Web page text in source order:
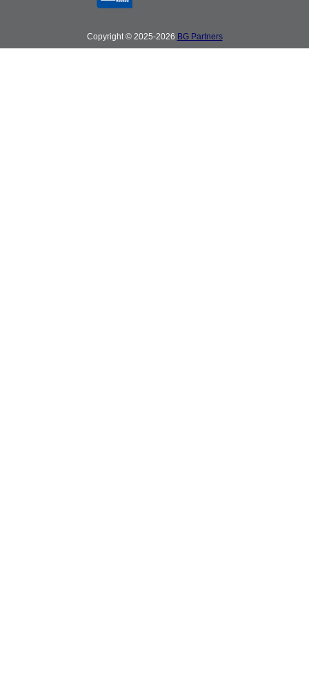
Copyright © 2025-2026 BG Partners